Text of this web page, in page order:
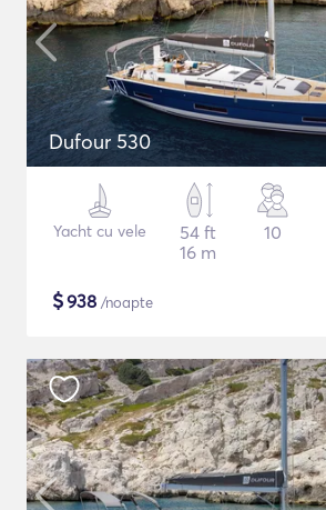
Dufour 530
Yacht cu vele
54 ft
16 m
10
$938 /noapte